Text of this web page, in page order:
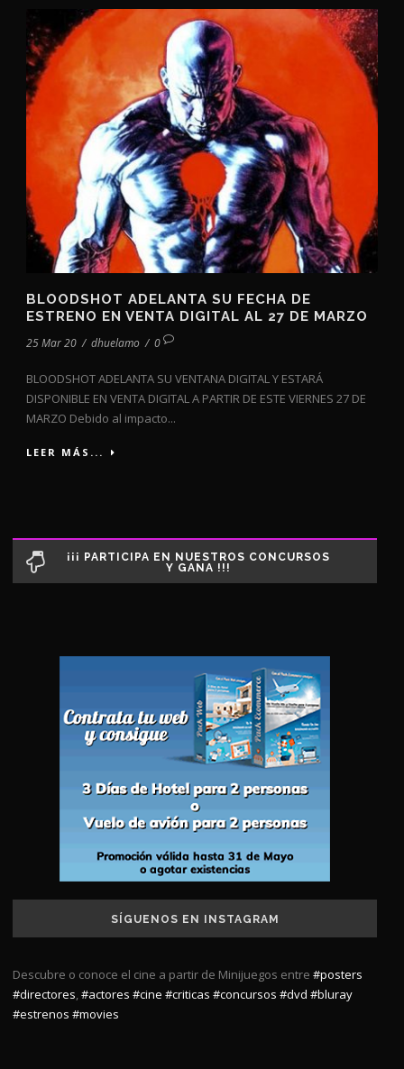
BLOODSHOT ADELANTA SU FECHA DE
ESTRENO EN VENTA DIGITAL AL 27 DE MARZO
25 Mar 20 / dhuelamo / 0
BLOODSHOT ADELANTA SU VENTANA DIGITAL Y ESTARÁ
DISPONIBLE EN VENTA DIGITAL A PARTIR DE ESTE VIERNES 27 DE
MARZO Debido al impacto...
LEER MÁS...
¡¡¡ PARTICIPA EN NUESTROS CONCURSOS
Y GANA !!!
SÍGUENOS EN INSTAGRAM
Descubre o conoce el cine a partir de Minijuegos entre #posters
#directores,#actores #cine #criticas #concursos #dvd #bluray
#estrenos #movies